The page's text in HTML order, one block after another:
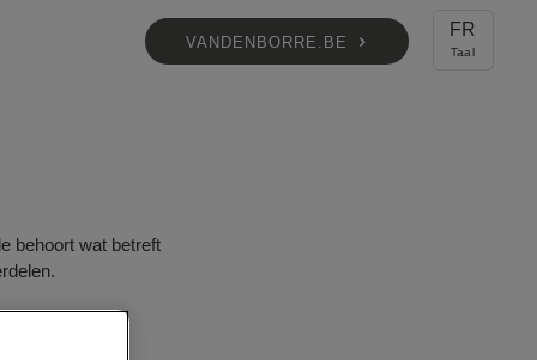
VANDENBORRE.BE
FR
behoort wat betreft